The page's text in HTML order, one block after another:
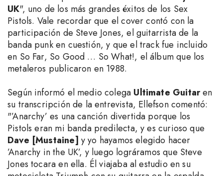
UK", uno de los más grandes éxitos de los Sex
Pistols. Vale recordar que el cover contó con la
participación de Steve Jones, el guitarrista de la
banda punk en cuestión, y que el track fue incluido
en So Far, So Good … So What!, el álbum que los
metaleros publicaron en 1988.
Según informó el medio colega Ultimate Guitaren
su transcripción de la entrevista, Ellefson comentó:
"’Anarchy’ es una canción divertida porque los
Pistols eran mi banda predilecta, y es curioso que
Dave [Mustaine] y yo hayamos elegido hacer
’Anarchy in the UK’, y luego lográramos que Steve
Jones tocara en ella. Él viajaba al estudio en su